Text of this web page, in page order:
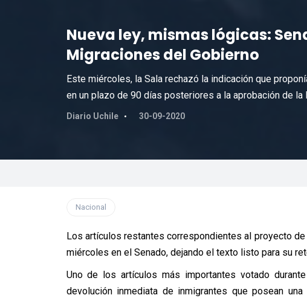
Nueva ley, mismas lógicas:
Migraciones del Gobierno
Este miércoles, la Sala rechazó la indicación que
en un plazo de 90 días posteriores a la aprobación de la
Diario Uchile 30-09-2020
Nacional
Los artículos restantes correspondientes al proyecto
miércoles en el Senado, dejando el texto listo para su
Uno de los artículos más importantes votado
devolución inmediata de inmigrantes que posean